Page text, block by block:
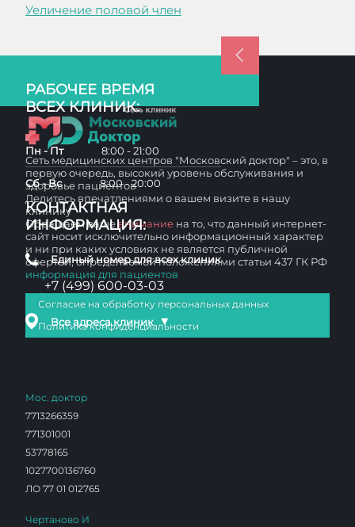
Уеличение половой член
РАБОЧЕЕ ВРЕМЯ
ВСЕХ КЛИНИК:
Пн - Пт 8:00 - 21:00
Сб - Вс 8:00 - 20:00
КОНТАКТНАЯ
ИНФОРМАЦИЯ:
Единый номер для всех клиник
+7 (499) 600-03-03
Все адреса клиник ▼
Сеть медицинских центров "Московский доктор" – это, в
первую очередь, высокий уровень обслуживания и
здоровье пациентов
Делитесь впечатлениями о вашем визите в нашу
клинику
Обращаем вашевнимание на то, что данный интернет-
сайт носит исключительно информационный характер
и ни при каких условиях не является публичной
офертой, определяемой положениями статьи 437 ГК РФ
информация для пациентов
Согласие на обработку персональных данных
Политика конфиденциальности
Мос. доктор
7713266359
771301001
53778165
1027700136760
ЛО 77 01 012765
Чертаново И